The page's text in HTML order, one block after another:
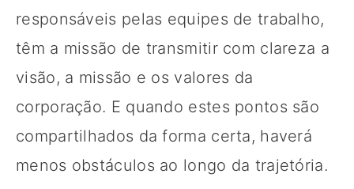
responsáveis pelas equipes de trabalho,
têm a missão de transmitir com clareza a
visão, a missão e os valores da
corporação. E quando estes pontos são
compartilhados da forma certa, haverá
menos obstáculos ao longo da trajetória.